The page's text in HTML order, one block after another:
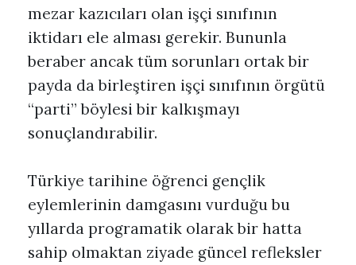
mezar kazıcıları olan işçi sınıfının
iktidarı ele alması gerekir. Bununla
beraber ancak tüm sorunları ortak bir
payda da birleştiren işçi sınıfının örgütü
“parti” böylesi bir kalkışmayı
sonuçlandırabilir.
Türkiye tarihine öğrenci gençlik
eylemlerinin damgasını vurduğu bu
yıllarda programatik olarak bir hatta
sahip olmaktan ziyade güncel refleksler